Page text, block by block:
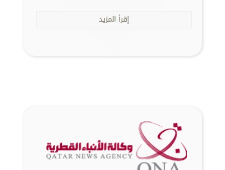
إقرأ المزيد